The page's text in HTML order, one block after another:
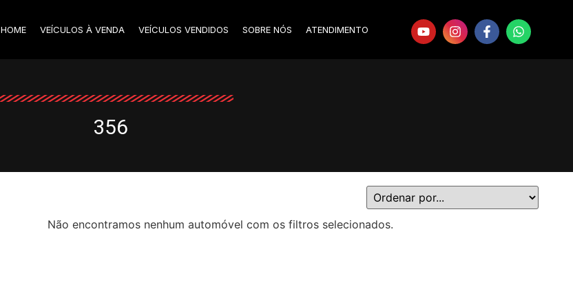
HOME VEÍCULOS À VENDA VEÍCULOS VENDIDOS SOBRE NÓS ATENDIMENTO
356
Não encontramos nenhum automóvel com os filtros selecionados.